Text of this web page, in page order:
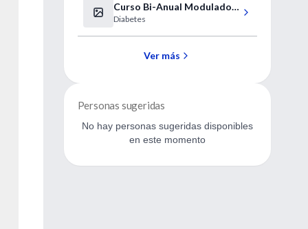
sistémicas influyen en el
desarrollo de la enfermedad y en
Curso Bi-Anual Modulado a
Distancia
Diabetes
Ver más
Personas sugeridas
No hay personas sugeridas disponibles
en este momento